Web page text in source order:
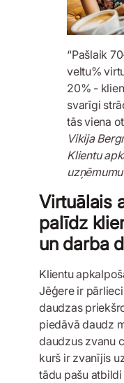
“Pašlaik
veltu%
20% -
svarīgi
tās viena
Vikija
Klientu
Virtuālais
palīdz
un darba
Klientu
Jēģere ir
daudzas
piedāvā daudz
daudzus zvanu
kurš ir zvanījis
tādu pašu